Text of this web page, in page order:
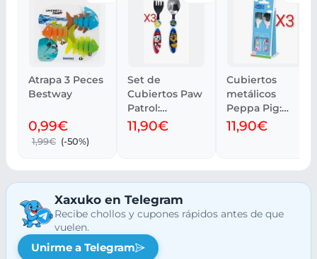
Atrapa 3 Peces
Bestway
0,99€
1,99€ (-50%)
Set de
Cubiertos Paw
Patrol:
Tenedor y
Cuchara
11,90€
Cubiertos
metálicos
Peppa Pig:
cuchara y
tenedor (2
11,90€
Xaxuko en Telegram
Recibe chollos y cupones rápidos antes de que
vuelen.
Unirme a Telegram